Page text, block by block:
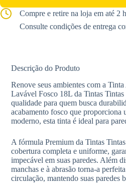
Compre e retire na loja em até 2
Consulte condições de entrega
Descrição do Produto
Renove seus ambientes com a
Lavável Fosco 18L da Tintas
qualidade para quem busca
acabamento fosco que proporciona
moderno, esta tinta é ideal para
A fórmula Premium da Tintas
cobertura completa e uniforme,
impecável em suas paredes. Além
manchas e à abrasão torna-a
circulação, mantendo suas paredes